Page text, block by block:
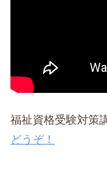
福祉資格受験対策
どうぞ！